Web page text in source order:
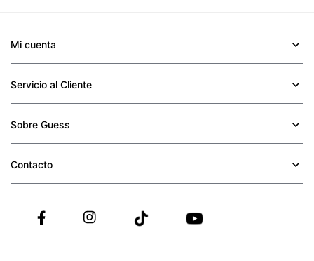
Mi cuenta +
Servicio al Cliente +
Sobre Guess +
Contacto +